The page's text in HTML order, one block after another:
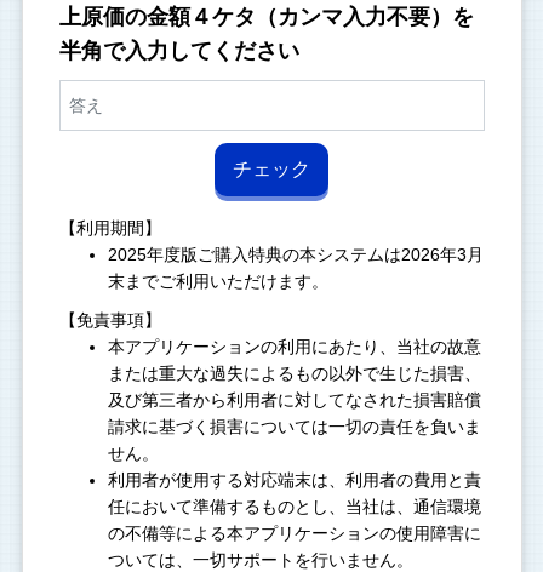
上原価の金額４ケタ（カンマ入力不要）を
半角で入力してください
チェック
【利用期間】
2025年度版ご購入特典の本システムは2026年3月
末までご利用いただけます。
【免責事項】
本アプリケーションの利用にあたり、当社の故意
または重大な過失によるもの以外で生じた損害、
及び第三者から利用者に対してなされた損害賠償
請求に基づく損害については一切の責任を負いま
せん。
利用者が使用する対応端末は、利用者の費用と責
任において準備するものとし、当社は、通信環境
の不備等による本アプリケーションの使用障害に
ついては、一切サポートを行いません。